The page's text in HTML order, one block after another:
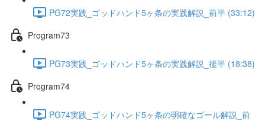
PG72実践_ゴッドハンド5ヶ条の実践解説_前半 (33:12)
Program73
PG73実践_ゴッドハンド5ヶ条の実践解説_後半 (18:38)
Program74
PG74実践_ゴッドハンド5ヶ条の明確なゴール解説_前